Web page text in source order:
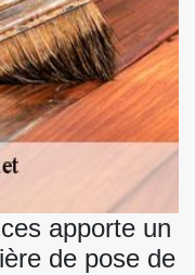
apporte un
de pose de